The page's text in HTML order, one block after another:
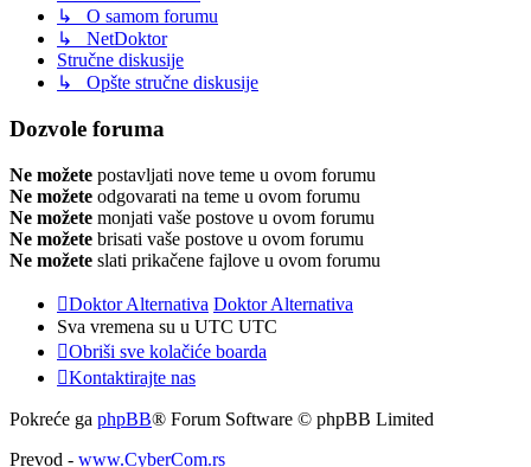
↳ O samom forumu
↳ NetDoktor
Stručne diskusije
↳ Opšte stručne diskusije
Dozvole foruma
Ne možete postavljati nove teme u ovom forumu
Ne možete odgovarati na teme u ovom forumu
Ne možete monjati vaše postove u ovom forumu
Ne možete brisati vaše postove u ovom forumu
Ne možete slati prikačene fajlove u ovom forumu
Doktor Alternativa Doktor Alternativa
Sva vremena su u UTC UTC
Obriši sve kolačiće boarda
Kontaktirajte nas
Pokreće ga phpBB® Forum Software © phpBB Limited
Prevod - www.CyberCom.rs